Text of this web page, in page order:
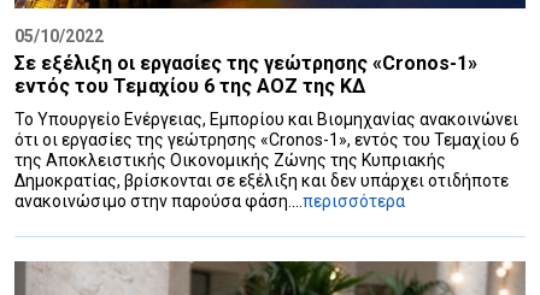
05/10/2022
Σε εξέλιξη οι εργασίες της γεώτρησης «Cronos-1»
εντός του Τεμαχίου 6 της ΑΟΖ της ΚΔ
Το Υπουργείο Ενέργειας, Εμπορίου και Βιομηχανίας ανακοινώνει
ότι οι εργασίες της γεώτρησης «Cronos-1», εντός του Τεμαχίου 6
της Αποκλειστικής Οικονομικής Ζώνης της Κυπριακής
Δημοκρατίας, βρίσκονται σε εξέλιξη και δεν υπάρχει οτιδήποτε
ανακοινώσιμο στην παρούσα φάση.... περισσότερα